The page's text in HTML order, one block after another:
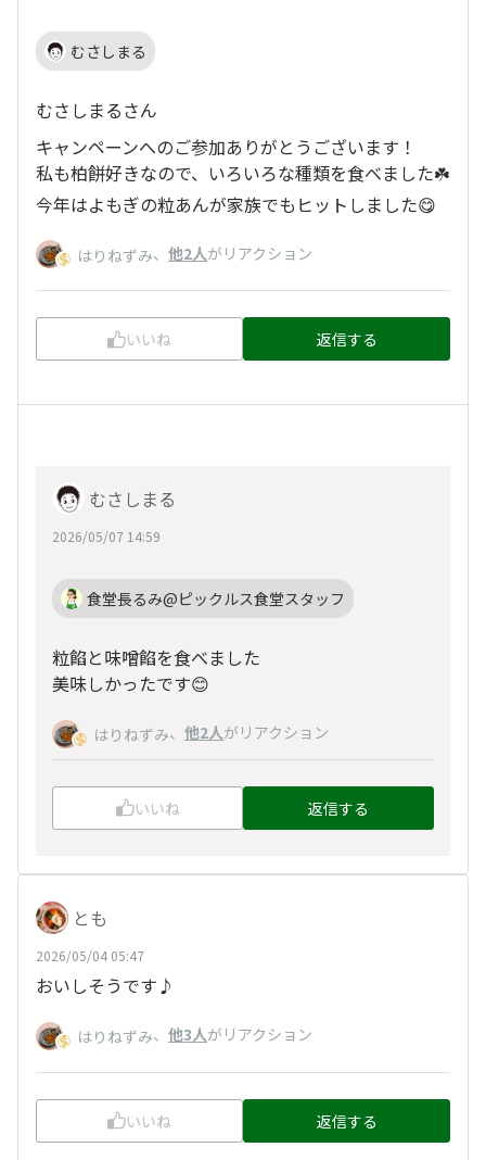
むさしまる
むさしまるさん
キャンペーンへのご参加ありがとうございます！
私も柏餅好きなので、いろいろな種類を食べました☘️
今年はよもぎの粒あんが家族でもヒットしました😋
はりねずみ、 他2人がリアクション
いいね 返信する
むさしまる
2026/05/07 14:59
食堂長るみ@ピックルス食堂スタッフ
粒餡と味噌餡を食べました
美味しかったです😊
はりねずみ、 他2人がリアクション
いいね 返信する
とも
2026/05/04 05:47
おいしそうです♪
はりねずみ、 他3人がリアクション
いいね 返信する